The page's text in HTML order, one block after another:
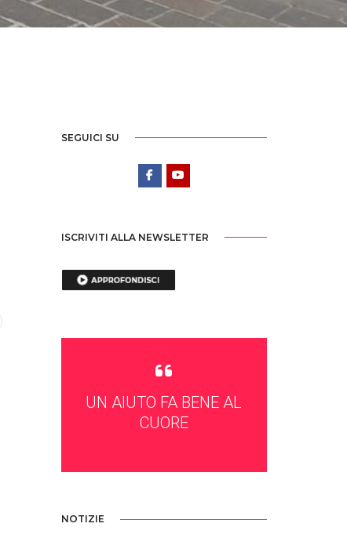
SEGUICI SU
ISCRIVITI ALLA NEWSLETTER
UN AIUTO FA BENE AL
CUORE
NOTIZIE